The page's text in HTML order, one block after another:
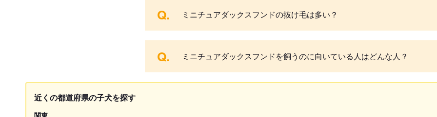
Q. ミニチュアダックスフンドの抜け毛は多い？
Q. ミニチュアダックスフンドを飼うのに向いている人はどんな人？
近くの都道府県の子犬を探す